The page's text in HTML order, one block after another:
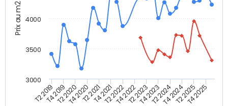
Prix au m2
T2 2019T4 2019T2 2020T4 2020T2 2021T4 2021T2 2022T4 2022T2 2023T4 2023T2 2024T4 2024T2 2025T4 2025
3000
3500
4000